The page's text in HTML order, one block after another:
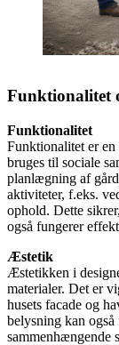
Funktionalitet
Funktionalitet
Funktionalitet er
bruges til sociale
planlægning af
aktiviteter, f.eks.
ophold. Dette
også fungerer
Æstetik
Æstetikken i
materialer. Det er
husets facade og
belysning kan også
sammenhængende